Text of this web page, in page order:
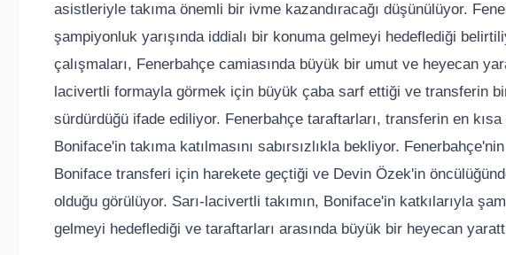
asistleriyle takıma önemli bir ivme kazandıracağı düşünülüyor.
şampiyonluk yarışında iddialı bir konuma gelmeyi hedeflediği
çalışmaları, Fenerbahçe camiasında büyük bir umut ve heyecan
lacivertli formayla görmek için büyük çaba sarf ettiği ve transferin
sürdürdüğü ifade ediliyor. Fenerbahçe taraftarları, transferin en
Boniface'in takıma katılmasını sabırsızlıkla bekliyor.
Boniface transferi için harekete geçtiği ve Devin Özek'in
olduğu görülüyor. Sarı-lacivertli takımın, Boniface'in katkılarıyla
gelmeyi hedeflediği ve taraftarları arasında büyük bir heyecan